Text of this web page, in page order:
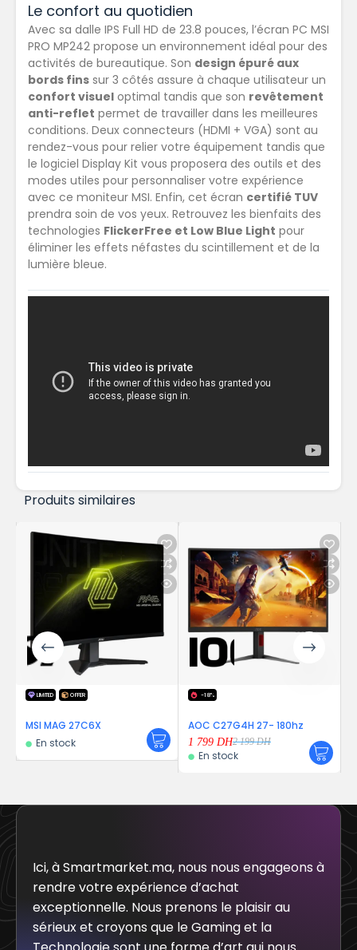
Le confort au quotidien
Avec sa dalle IPS Full HD de 23.8 pouces, l’écran PC MSI
PRO MP242 propose un environnement idéal pour des
activités de bureautique. Son design épuré aux
bords fins sur 3 côtés assure à chaque utilisateur un
confort visuel optimal tandis que son revêtement
anti-reflet permet de travailler dans les meilleures
conditions. Deux connecteurs (HDMI + VGA) sont au
rendez-vous pour relier votre équipement tandis que
le logiciel Display Kit vous proposera des outils et des
modes utiles pour personnaliser votre expérience
avec ce moniteur MSI. Enfin, cet écran certifié TUV
prendra soin de vos yeux. Retrouvez les bienfaits des
technologies FlickerFree et Low Blue Light pour
éliminer les effets néfastes du scintillement et de la
lumière bleue.
Produits similaires
AOC C27G4H 27- 180hz
2 199DH
MSI MAG 242C –
1 449
Ici, à Smartmarket.ma, nous nous engageons à
rendre votre expérience d’achat
exceptionnelle. Nous prenons le plaisir au
sérieux et croyons que le Gaming et la